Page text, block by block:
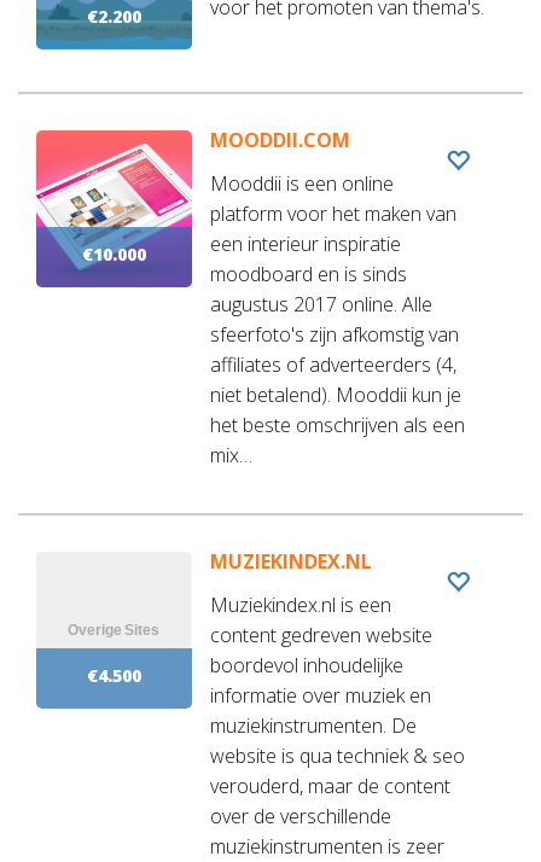
€2.200 voor het promoten van thema's.
€10.000
MOODDII.COM
Mooddii is een online
platform voor het maken van
een interieur inspiratie
moodboard en is sinds
augustus 2017 online. Alle
sfeerfoto's zijn afkomstig van
affiliates of adverteerders (4,
niet betalend). Mooddii kun je
het beste omschrijven als een
mix…
€4.500
MUZIEKINDEX.NL
Muziekindex.nl is een
content gedreven website
boordevol inhoudelijke
informatie over muziek en
muziekinstrumenten. De
website is qua techniek & seo
verouderd, maar de content
over de verschillende
muziekinstrumenten is zeer